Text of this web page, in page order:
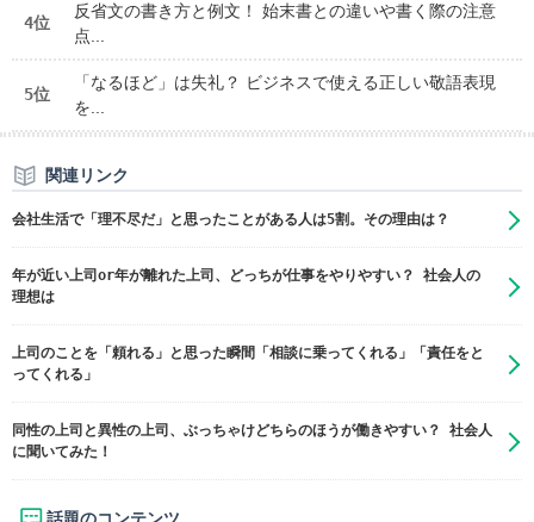
4位
反省文の書き方と例文！ 始末書との違いや書く際の注意
点...
5位
「なるほど」は失礼？ ビジネスで使える正しい敬語表現
を...
関連リンク
会社生活で「理不尽だ」と思ったことがある人は5割。その理由は？
年が近い上司or年が離れた上司、どっちが仕事をやりやすい？ 社会人の
理想は
上司のことを「頼れる」と思った瞬間「相談に乗ってくれる」「責任をと
ってくれる」
同性の上司と異性の上司、ぶっちゃけどちらのほうが働きやすい？ 社会人
に聞いてみた！